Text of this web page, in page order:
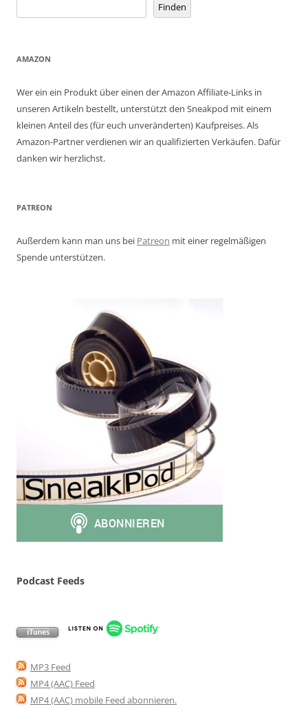
Finden
AMAZON
Wer ein ein Produkt über einen der Amazon Affiliate-Links in
unseren Artikeln bestellt, unterstützt den Sneakpod mit einem
kleinen Anteil des (für euch unveränderten) Kaufpreises. Als
Amazon-Partner verdienen wir an qualifizierten Verkäufen. Dafür
danken wir herzlichst.
PATREON
Außerdem kann man uns bei Patreon mit einer regelmäßigen
Spende unterstützen.
Podcast Feeds
MP3 Feed
MP4 (AAC) Feed
MP4 (AAC) mobile Feed abonnieren.